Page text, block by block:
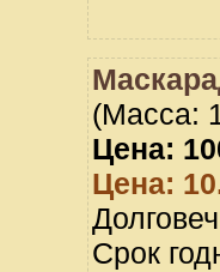
(Масса:
Цена:
Цена:
Срок